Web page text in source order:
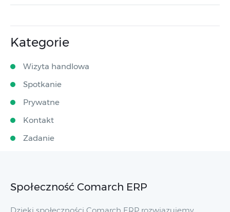
Kategorie
Wizyta handlowa
Spotkanie
Prywatne
Kontakt
Zadanie
Społeczność Comarch ERP